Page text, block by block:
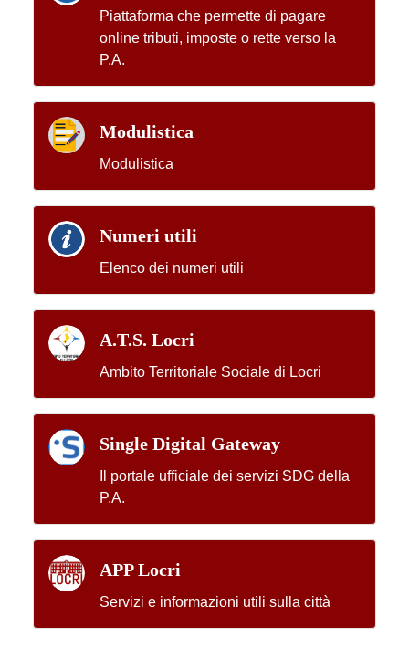
Piattaforma che permette di pagare
online tributi, imposte o rette verso la
P.A.
Modulistica
Modulistica
Numeri utili
Elenco dei numeri utili
A.T.S. Locri
Ambito Territoriale Sociale di Locri
Single Digital Gateway
Il portale ufficiale dei servizi SDG della
P.A.
APP Locri
Servizi e informazioni utili sulla città